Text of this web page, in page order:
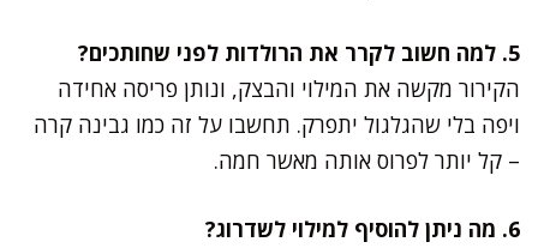
5. למה חשוב לקרר את הרולדות לפני שחותכים?
הקירור מקשה את המילוי והבצק, ונותן פריסה אחידה
ויפה בלי שהגלגול יתפרק. תחשבו על זה כמו גבינה קרה
– קל יותר לפרוס אותה מאשר חמה.
6. מה ניתן להוסיף למילוי לשדרוג?